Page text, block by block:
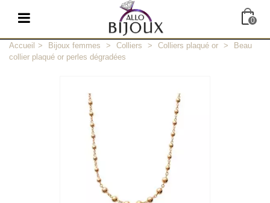
0
Accueil > Bijoux femmes > Colliers > Colliers plaqué or >
Beau
collier plaqué or perles dégradées